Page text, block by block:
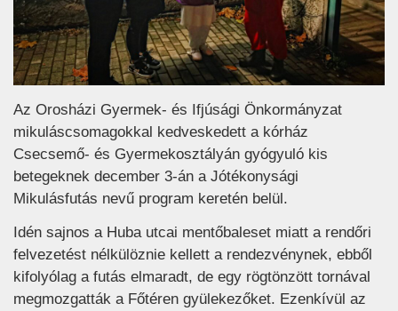
Az Orosházi Gyermek- és Ifjúsági Önkormányzat
mikuláscsomagokkal kedveskedett a kórház
Csecsemő- és Gyermekosztályán gyógyuló kis
betegeknek december 3-án a Jótékonysági
Mikulásfutás nevű program keretén belül.
Idén sajnos a Huba utcai mentőbaleset miatt a rendőri
felvezetést nélkülöznie kellett a rendezvénynek, ebből
kifolyólag a futás elmaradt, de egy rögtönzött tornával
megmozgatták a Főtéren gyülekezőket. Ezenkívül az